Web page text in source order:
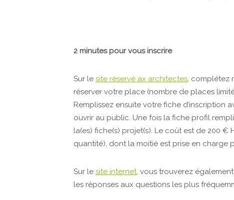
2 minutes pour vous inscrire
Sur le site réservé ax architectes, complétez
réserver votre place (nombre de places
Remplissez ensuite votre fiche d’inscription
ouvrir au public. Une fois la fiche profil
la(es) fiche(s) projet(s). Le coût est de 200 €
quantité), dont la moitié est prise en charge
Sur le site internet, vous trouverez
les réponses aux questions les plus